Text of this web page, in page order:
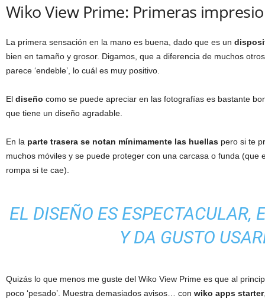
Wiko View Prime: Primeras
La primera sensación en la mano es buena, dado que es un
bien en tamaño y grosor. Digamos, que a diferencia de muchos
parece ‘endeble’, lo cuál es muy positivo.
El diseño como se puede apreciar en las fotografías es bastante
que tiene un diseño agradable.
En la parte trasera se notan mínimamente las huellas pero si te
muchos móviles y se puede proteger con una carcasa o funda (que
rompa si te cae).
EL DISEÑO ES ESPECTACULAR,
Y DA GUSTO
Quizás lo que menos me guste del Wiko View Prime es que al
poco ‘pesado’. Muestra demasiados avisos… con wiko apps starter